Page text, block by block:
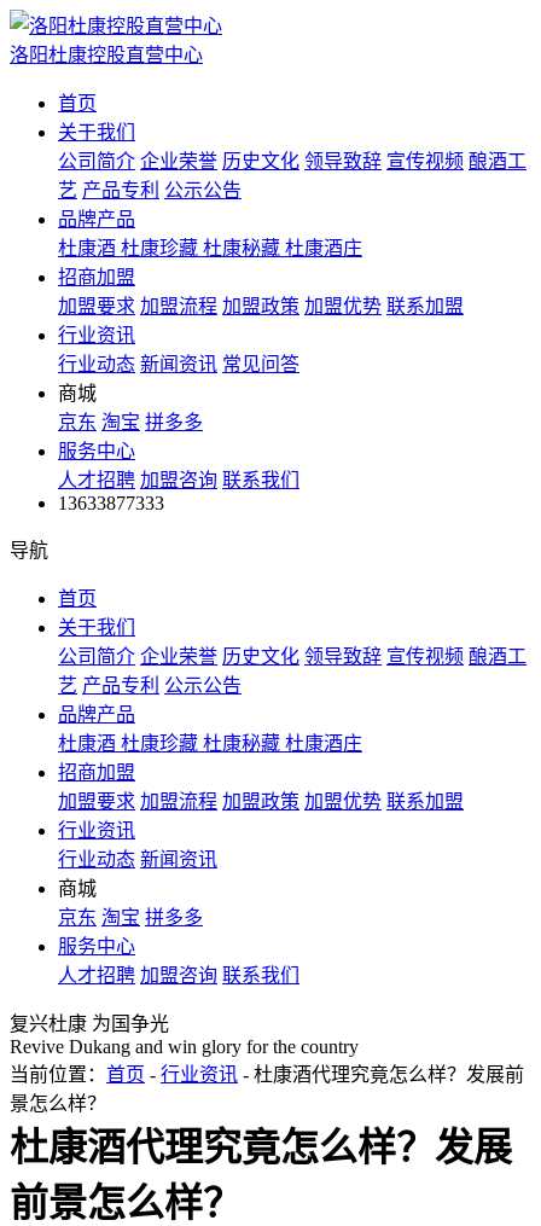
洛阳杜康控股直营中心
首页
关于我们
公司简介 企业荣誉 历史文化 领导致辞 宣传视频 酿酒工
艺 产品专利 公示公告
品牌产品
杜康酒 杜康珍藏 杜康秘藏 杜康酒庄
招商加盟
加盟要求 加盟流程 加盟政策 加盟优势 联系加盟
行业资讯
行业动态 新闻资讯 常见问答
商城
京东 淘宝 拼多多
服务中心
人才招聘 加盟咨询 联系我们
13633877333
导航
首页
关于我们
公司简介 企业荣誉 历史文化 领导致辞 宣传视频 酿酒工
艺 产品专利 公示公告
品牌产品
杜康酒 杜康珍藏 杜康秘藏 杜康酒庄
招商加盟
加盟要求 加盟流程 加盟政策 加盟优势 联系加盟
行业资讯
行业动态 新闻资讯
商城
京东 淘宝 拼多多
服务中心
人才招聘 加盟咨询 联系我们
复兴杜康 为国争光
Revive Dukang and win glory for the country
当前位置： 首页 - 行业资讯 - 杜康酒代理究竟怎么样？发展前
景怎么样？
杜康酒代理究竟怎么样？发展
前景怎么样？